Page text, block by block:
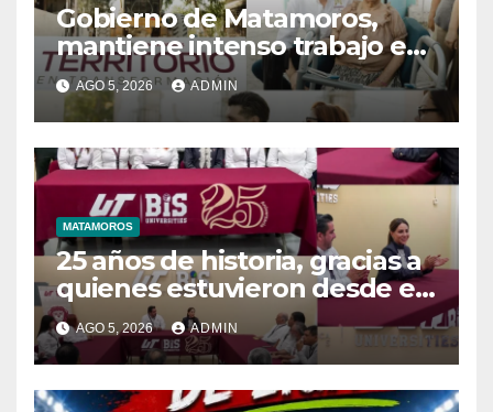
Gobierno de Matamoros,
mantiene intenso trabajo en
territorio
AGO 5, 2026 ADMIN
MATAMOROS
25 años de historia, gracias a
quienes estuvieron desde el
inicio
AGO 5, 2026 ADMIN